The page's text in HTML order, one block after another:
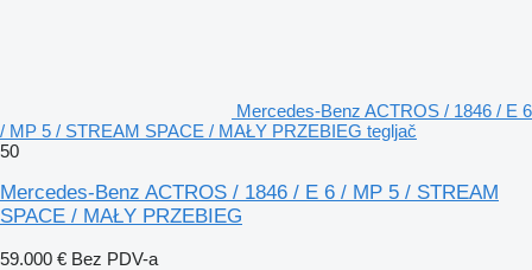
Mercedes-Benz ACTROS / 1846 / E 6
/ MP 5 / STREAM SPACE / MAŁY PRZEBIEG tegljač
50
Mercedes-Benz ACTROS / 1846 / E 6 / MP 5 / STREAM
SPACE / MAŁY PRZEBIEG
59.000 € Bez PDV-a